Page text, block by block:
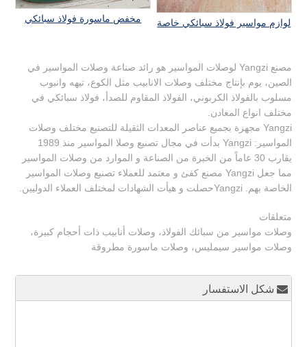
مخفض ماسورة فولاذ سبائكي لوازم مواسير فولاذ سبائكي خاصة
مصنع Yangzi لوصلات المواسير هو رائد صناعة وصلات المواسير في
الصين، يوم بإنتاج مختلف وصلات الانابيب مثل الكوع، تيهه وانبوب
مسلوب بالفولاذ الكربوني، الفولاذ المقاوم للصدأ، فولاذ سبائكي في
مختلف انواع المعادن.
Yangzi مجهزة بجميع عناصر المعدات الثقيلة للتصنيع مختلف وصلات
المواسير: Yangzi بدأت في مجال تصنيع وصلا المواسير منذ 1989
يقارب 30 عاماً من الخبرة من الصناعة و الموارد من وصلات المواسير
مما جعل Yangzi مصنع كفئ و معتمد للعملاء تصنيع وصلات المواسير
الخاصة بهم. Yangziحصلت و هيأت الشهادات لمختلف العملاء الدوليين.
متعلقات
وصلات مواسير من سبائك الفولاذ، وصلات أنابيب ذات أحجام كبيرة،
وصلات مواسير سيمليس، وصلات ماسورة مطروقة
شكل الاستفسار